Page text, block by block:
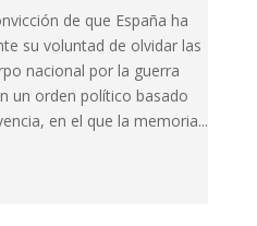
de que España ha
su voluntad de olvidar las
nacional por la guerra
un orden político basado
en el que la memoria...